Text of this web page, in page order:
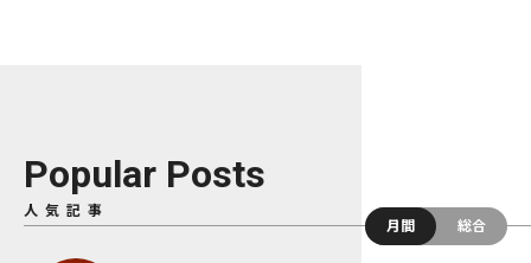
Popular Posts
人気記事
月間
総合